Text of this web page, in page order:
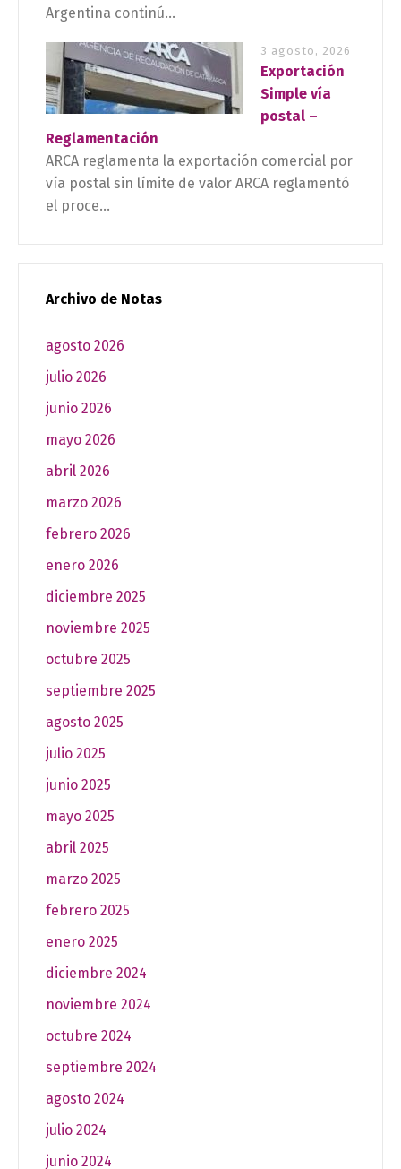
Argentina continú...
3 agosto, 2026
Exportación
Simple vía
postal –
Reglamentación
ARCA reglamenta la exportación comercial por
vía postal sin límite de valor ARCA reglamentó
el proce...
Archivo de Notas
agosto 2026
julio 2026
junio 2026
mayo 2026
abril 2026
marzo 2026
febrero 2026
enero 2026
diciembre 2025
noviembre 2025
octubre 2025
septiembre 2025
agosto 2025
julio 2025
junio 2025
mayo 2025
abril 2025
marzo 2025
febrero 2025
enero 2025
diciembre 2024
noviembre 2024
octubre 2024
septiembre 2024
agosto 2024
julio 2024
junio 2024